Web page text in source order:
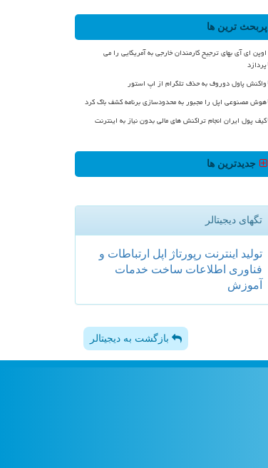
پربحث ترین ها
اوپن ای آی بهای ترجیح کارمندان خارجی به آمریکایی را می
پردازد
واکنش پاول دوروف به حذف تلگرام از اپ استور
هوش مصنوعی اپل را مجبور به محدودسازی برنامه کشف باگ کرد
کیف پول ایران انجام تراکنش های مالی بدون نیاز به اینترنت
جدیدترین ها
تگهای دیجیتالر
تولید اینترنت رپورتاژ اپل ارتباطات و
فناوری اطلاعات ساخت خدمات
آموزش
بازگشت به دیجیتالر